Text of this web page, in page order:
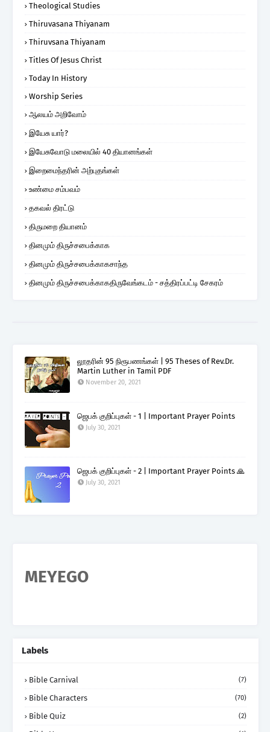
Theological Studies
Thiruvasana Thiyanam
Thiruvsana Thiyanam
Titles Of Jesus Christ
Today In History
Worship Series
ஆலயம் அறிவோம்
இயேசு யார்?
இயேசுவோடு மலையில் 40 தியானங்கள்
இறைமைந்தரின் அற்புதங்கள்
உண்மை சம்பவம்
தகவல் திரட்டு
திருமறை தியானம்
தினமும் திருச்சபைக்காக
தினமும் திருச்சபைக்காகசாந்த
தினமும் திருச்சபைக்காகதிருவேங்கடம் - சத்திரப்பட்டி சேகரம்
லூதரின் 95 நிரூபணங்கள் | 95 Theses of Rev.Dr.
Martin Luther in Tamil PDF
November 20, 2021
ஜெபக் குறிப்புகள் - 1 | Important Prayer Points
July 30, 2021
ஜெபக் குறிப்புகள் - 2 | Important Prayer Points 🙏
July 30, 2021
MEYEGO
Labels
Bible Carnival (7)
Bible Characters (70)
Bible Quiz (2)